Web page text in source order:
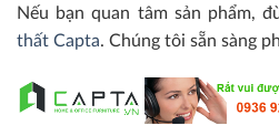
Nếu bạn quan tâm sản phẩm,
thất Capta. Chúng tôi sẵn sàng